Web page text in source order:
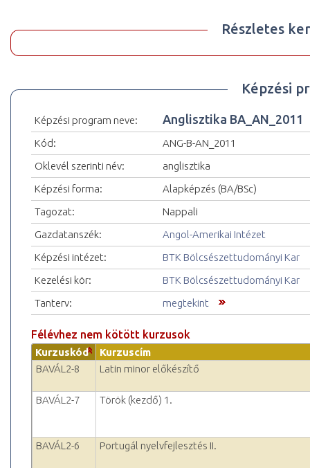
Részletes
Képzési
Képzési program neve: Anglisztika BA_AN_2011
Kód:
ANG-B-AN_2011
Oklevél szerinti név:
anglisztika
Képzési forma:
Alapképzés (BA/BSc)
Tagozat:
Nappali
Gazdatanszék:
Angol-Amerikai Intézet
Képzési intézet:
BTK Bölcsészettudományi Kar
Kezelési kör:
BTK Bölcsészettudományi Kar
Tanterv:
megtekint
Félévhez nem kötött kurzusok
Kurzuskód
Kurzuscím
BAVÁL2-8
Latin minor előkészítő
BAVÁL2-7 Török (kezdő) 1.
BAVÁL2-6 Portugál nyelvfejlesztés II.